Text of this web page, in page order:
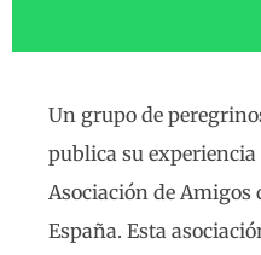
Un grupo de
publica su experiencia
Asociación de Amigos
España. Esta